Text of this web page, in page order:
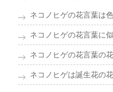
ネコノヒゲの花言葉は
ネコノヒゲの花言葉に
ネコノヒゲの花言葉の
ネコノヒゲは誕生花の